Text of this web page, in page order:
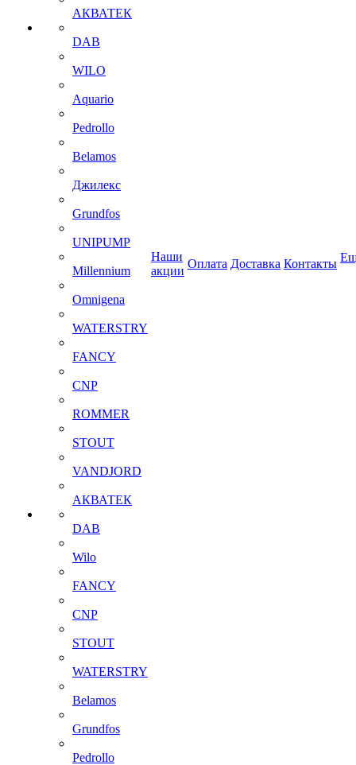
АКВАТЕК
DAB
WILO
Aquario
Pedrollo
Belamos
Джилекс
Grundfos
UNIPUMP
Millennium
Omnigena
WATERSTRY
FANCY
CNP
ROMMER
STOUT
VANDJORD
АКВАТЕК
DAB
Wilo
FANCY
CNP
STOUT
WATERSTRY
Belamos
Grundfos
Pedrollo
Наши
акции
Оплата Доставка Контакты